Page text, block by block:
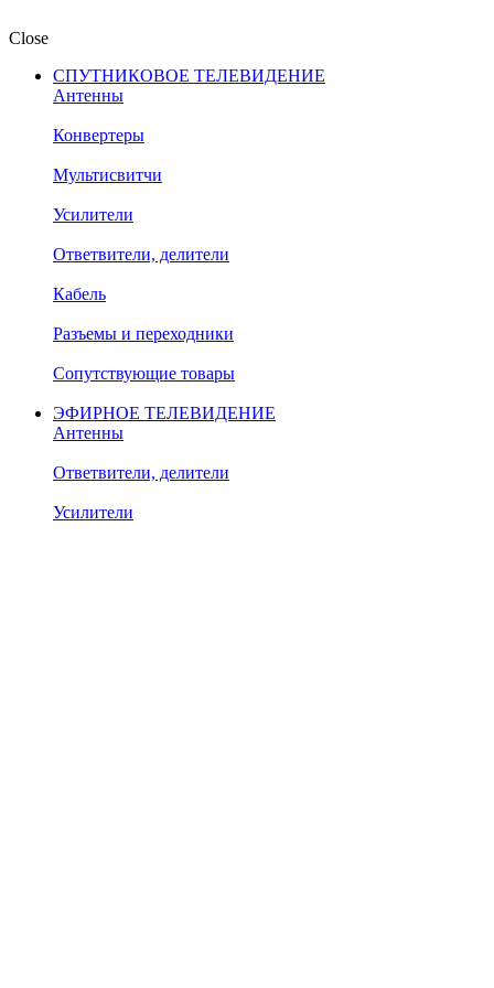
Close
СПУТНИКОВОЕ ТЕЛЕВИДЕНИЕ
Антенны
Конвертеры
Мультисвитчи
Усилители
Ответвители, делители
Кабель
Разъемы и переходники
Сопутствующие товары
ЭФИРНОЕ ТЕЛЕВИДЕНИЕ
Антенны
Ответвители, делители
Усилители